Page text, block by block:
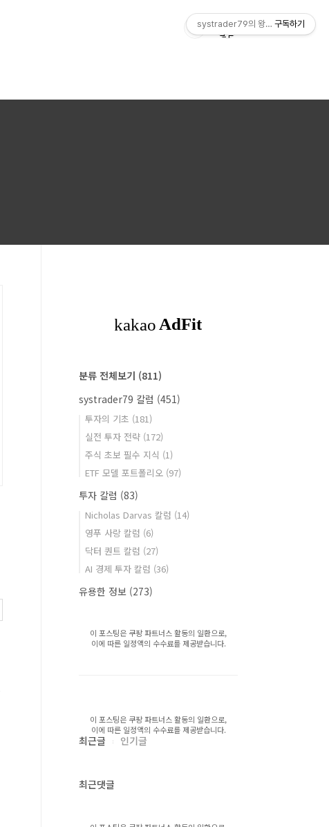
분류 전체보기 (811)
systrader79 칼럼 (451)
투자의 기초 (181)
실전 투자 전략 (172)
주식 초보 필수 지식 (1)
ETF 모델 포트폴리오 (97)
투자 칼럼 (83)
Nicholas Darvas 칼럼 (14)
영푸 사랑 칼럼 (6)
닥터 퀀트 칼럼 (27)
AI 경제 투자 칼럼 (36)
유용한 정보 (273)
이 포스팅은 쿠팡 파트너스 활동의 일환으로,
이에 따른 일정액의 수수료를 제공받습니다.
이 포스팅은 쿠팡 파트너스 활동의 일환으로,
이에 따른 일정액의 수수료를 제공받습니다.
최근글 인기글
최근댓글
systrader79의 왕초보를 위한 주식
구독하기